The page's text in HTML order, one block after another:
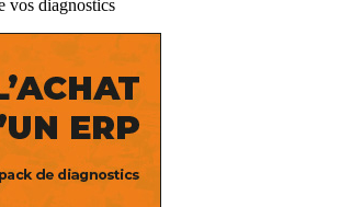
vos diagnostics